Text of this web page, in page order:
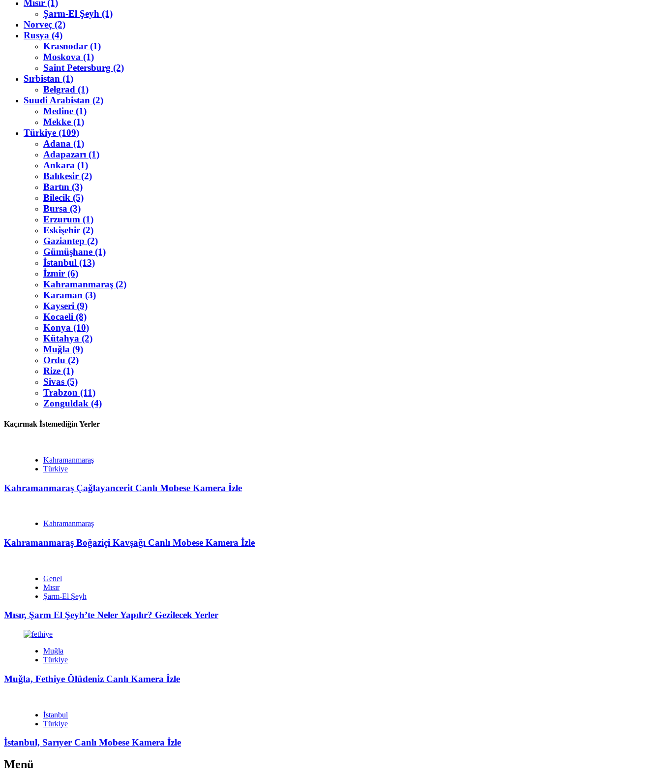
Mısır (1)
Şarm-El Şeyh (1)
Norveç (2)
Rusya (4)
Krasnodar (1)
Moskova (1)
Saint Petersburg (2)
Sırbistan (1)
Belgrad (1)
Suudi Arabistan (2)
Medine (1)
Mekke (1)
Türkiye (109)
Adana (1)
Adapazarı (1)
Ankara (1)
Balıkesir (2)
Bartın (3)
Bilecik (5)
Bursa (3)
Erzurum (1)
Eskişehir (2)
Gaziantep (2)
Gümüşhane (1)
İstanbul (13)
İzmir (6)
Kahramanmaraş (2)
Karaman (3)
Kayseri (9)
Kocaeli (8)
Konya (10)
Kütahya (2)
Muğla (9)
Ordu (2)
Rize (1)
Sivas (5)
Trabzon (11)
Zonguldak (4)
Kaçırmak İstemediğin Yerler
Kahramanmaraş
Türkiye
Kahramanmaraş Çağlayancerit Canlı Mobese Kamera İzle
Kahramanmaraş
Kahramanmaraş Boğaziçi Kavşağı Canlı Mobese Kamera İzle
Genel
Mısır
Şarm-El Şeyh
Mısır, Şarm El Şeyh’te Neler Yapılır? Gezilecek Yerler
Muğla
Türkiye
Muğla, Fethiye Ölüdeniz Canlı Kamera İzle
İstanbul
Türkiye
İstanbul, Sarıyer Canlı Mobese Kamera İzle
Menü